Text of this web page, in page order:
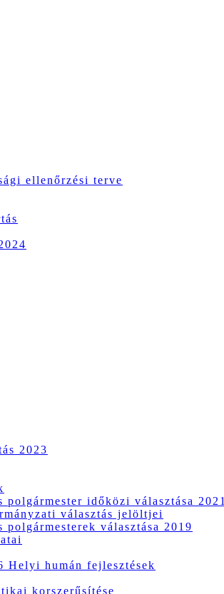
ellenőrzési terve
2023
időközi választása 2021
választás jelöltjei
választása 2019
Helyi humán fejlesztések
korszerűsítése